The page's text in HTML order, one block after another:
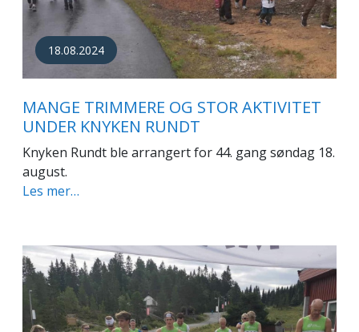
18.08.2024
MANGE TRIMMERE OG STOR AKTIVITET
UNDER KNYKEN RUNDT
Knyken Rundt ble arrangert for 44. gang søndag 18.
august.
Les mer…